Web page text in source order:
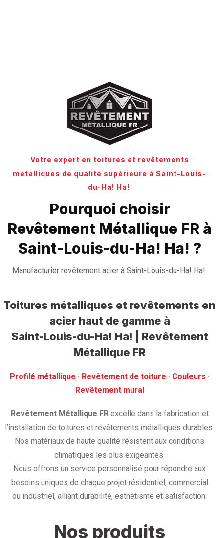
Votre expert en toitures et revêtements
métalliques de qualité supérieure à Saint-Louis-
du-Ha! Ha!
Pourquoi choisir
Revêtement Métallique FR à
Saint-Louis-du-Ha! Ha! ?
Manufacturier revêtement acier à Saint-Louis-du-Ha! Ha!
Toitures métalliques et revêtements en
acier haut de gamme à
Saint-Louis-du-Ha! Ha! | Revêtement
Métallique FR
Profilé métallique · ‎ Revêtement de toiture · ‎ Couleurs ·
‎Revêtement mural
Revêtement Métallique FRexcelle dans la fabrication et
l’installation de toitures et revêtements métalliques durables.
Nos matériaux de haute qualité résistent aux conditions
climatiques les plus exigeantes.
Nous offrons un service personnalisé pour répondre aux
besoins uniques de chaque projet résidentiel, commercial
ou industriel, alliant durabilité, esthétisme et satisfaction.
Nos produits